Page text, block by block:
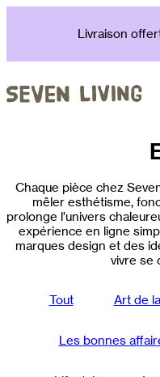
Livraison
Chaque pièce chez
mêler esthétisme,
prolonge l’univers
expérience en ligne
marques design et des
vivre se
Tout Art de
Les bonnes